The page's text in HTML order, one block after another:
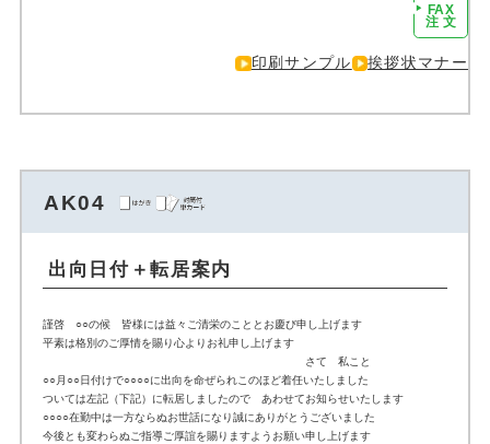
FAX
注 文
印刷サンプル 挨拶状マナー
AK04
出向日付＋転居案内
謹啓 ○○の候 皆様には益々ご清栄のこととお慶び申し上げます
平素は格別のご厚情を賜り心よりお礼申し上げます
さて 私こと
○○月○○日付けで○○○○に出向を命ぜられこのほど着任いたしました
ついては左記（下記）に転居しましたので あわせてお知らせいたします
○○○○在勤中は一方ならぬお世話になり誠にありがとうございました
今後とも変わらぬご指導ご厚誼を賜りますようお願い申し上げます